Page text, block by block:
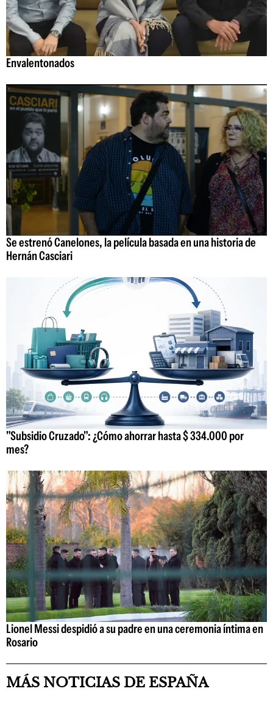
Envalentonados
Se estrenó Canelones, la película basada en una historia de
Hernán Casciari
"Subsidio Cruzado": ¿Cómo ahorrar hasta $ 334.000 por
mes?
Lionel Messi despidió a su padre en una ceremonia íntima en
Rosario
MÁS NOTICIAS DE ESPAÑA